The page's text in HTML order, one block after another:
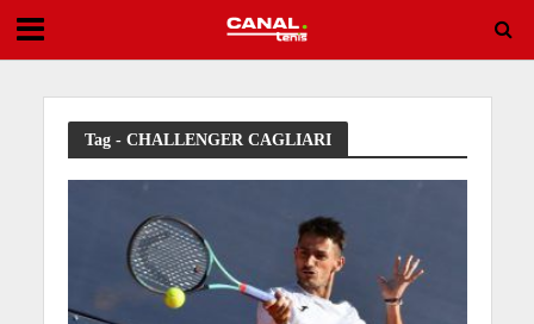
Implacable: Swiatek arrasa y se mete en la cuarta ronda de Toronto
Tag - CHALLENGER CAGLIARI